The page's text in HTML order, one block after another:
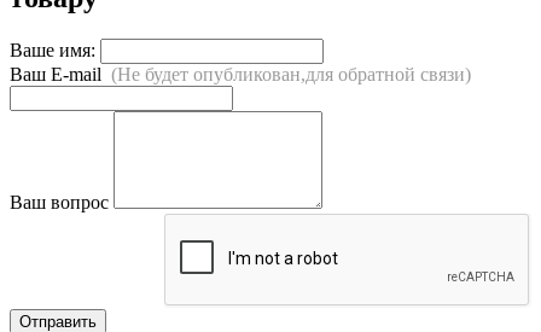
Ваше имя:
Ваш E-mail (Не будет опубликован,для обратной связи)
Ваш вопрос
Отправить